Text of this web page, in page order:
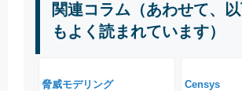
関連コラム（あわせて、
もよく読まれています）
脅威モデリング Censys